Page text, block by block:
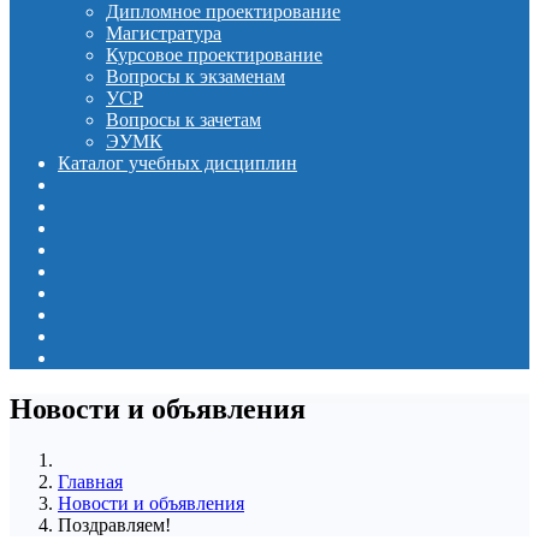
Дипломное проектирование
Магистратура
Курсовое проектирование
Вопросы к экзаменам
УСР
Вопросы к зачетам
ЭУМК
Каталог учебных дисциплин
Новости и объявления
Главная
Новости и объявления
Поздравляем!